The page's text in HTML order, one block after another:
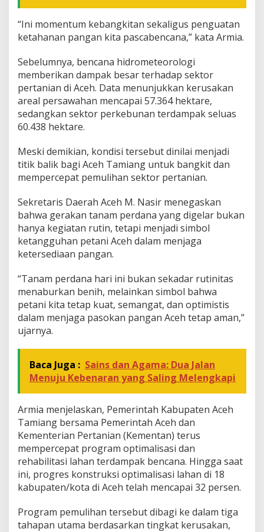
“Ini momentum kebangkitan sekaligus penguatan
ketahanan pangan kita pascabencana,” kata Armia.
Sebelumnya, bencana hidrometeorologi
memberikan dampak besar terhadap sektor
pertanian di Aceh. Data menunjukkan kerusakan
areal persawahan mencapai 57.364 hektare,
sedangkan sektor perkebunan terdampak seluas
60.438 hektare.
Meski demikian, kondisi tersebut dinilai menjadi
titik balik bagi Aceh Tamiang untuk bangkit dan
mempercepat pemulihan sektor pertanian.
Sekretaris Daerah Aceh M. Nasir menegaskan
bahwa gerakan tanam perdana yang digelar bukan
hanya kegiatan rutin, tetapi menjadi simbol
ketangguhan petani Aceh dalam menjaga
ketersediaan pangan.
“Tanam perdana hari ini bukan sekadar rutinitas
menaburkan benih, melainkan simbol bahwa
petani kita tetap kuat, semangat, dan optimistis
dalam menjaga pasokan pangan Aceh tetap aman,”
ujarnya.
Baca Juga : Sains dan Agama: Dua Jalan
Menuju Kebenaran yang Saling Melengkapi
Armia menjelaskan, Pemerintah Kabupaten Aceh
Tamiang bersama Pemerintah Aceh dan
Kementerian Pertanian (Kementan) terus
mempercepat program optimalisasi dan
rehabilitasi lahan terdampak bencana. Hingga saat
ini, progres konstruksi optimalisasi lahan di 18
kabupaten/kota di Aceh telah mencapai 32 persen.
Program pemulihan tersebut dibagi ke dalam tiga
tahapan utama berdasarkan tingkat kerusakan,